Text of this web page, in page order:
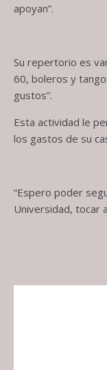
apoyan”.
Su repertorio es
60, boleros y
gustos”.
Esta actividad le
los gastos de su
“Espero poder
Universidad, tocar